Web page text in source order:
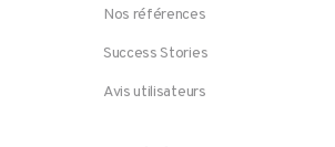
Nos références
Success Stories
Avis utilisateurs